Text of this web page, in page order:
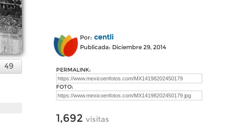
49
Por: centli
Publicada: Diciembre 29, 2014
PERMALINK:
FOTO:
1,692 visitas